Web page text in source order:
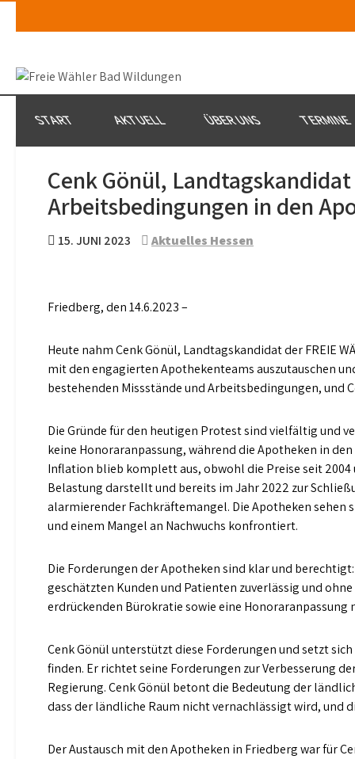
START AKTUELL ÜBER UNS TERMINE
Cenk Gönül,
Arbeitsbedingungen in den
15. JUNI 2023 Aktuelles Hessen
Friedberg, den 14.6.2023 –
Heute nahm Cenk Gönül, Landtagskandidat der FREIE
mit den engagierten Apothekenteams auszutauschen
bestehenden Missstände und Arbeitsbedingungen, und
Die Gründe für den heutigen Protest sind vielfältig und
keine Honoraranpassung, während die Apotheken in
Inflation blieb komplett aus, obwohl die Preise seit
Belastung darstellt und bereits im Jahr 2022 zur
alarmierender Fachkräftemangel. Die Apotheken
und einem Mangel an Nachwuchs konfrontiert.
Die Forderungen der Apotheken sind klar und
geschätzten Kunden und Patienten zuverlässig und
erdrückenden Bürokratie sowie eine
Cenk Gönül unterstützt diese Forderungen und setzt
finden. Er richtet seine Forderungen zur Verbesserung
Regierung. Cenk Gönül betont die Bedeutung der
dass der ländliche Raum nicht vernachlässigt wird, und
Der Austausch mit den Apotheken in Friedberg war für